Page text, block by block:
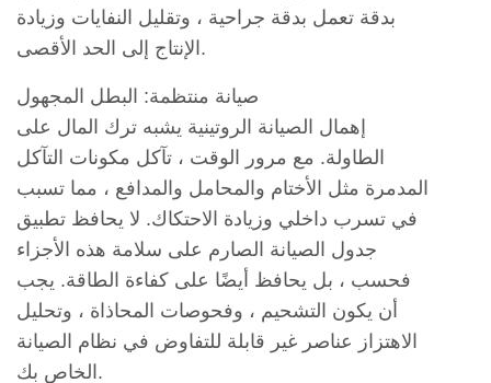
بدقة تعمل بدقة جراحية ، وتقليل النفايات وزيادة
الإنتاج إلى الحد الأقصى.
صيانة منتظمة: البطل المجهول
إهمال الصيانة الروتينية يشبه ترك المال على
الطاولة. مع مرور الوقت ، تآكل مكونات التآكل
المدمرة مثل الأختام والمحامل والمدافع ، مما تسبب
في تسرب داخلي وزيادة الاحتكاك. لا يحافظ تطبيق
جدول الصيانة الصارم على سلامة هذه الأجزاء
فحسب ، بل يحافظ أيضًا على كفاءة الطاقة. يجب
أن يكون التشحيم ، وفحوصات المحاذاة ، وتحليل
الاهتزاز عناصر غير قابلة للتفاوض في نظام الصيانة
الخاص بك.